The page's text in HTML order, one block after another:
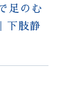
足のむ
下肢静